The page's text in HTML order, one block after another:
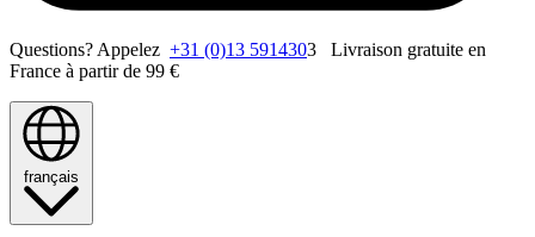
Questions? Appelez +31 (0)13 5914303 Livraison gratuite en
France à partir de 99 €
français